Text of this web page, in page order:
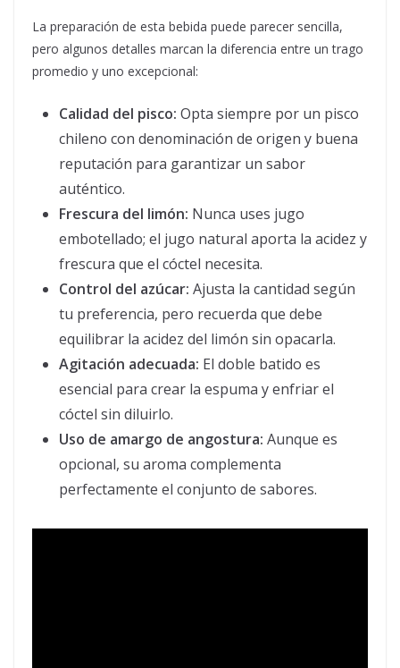
La preparación de esta bebida puede parecer sencilla,
pero algunos detalles marcan la diferencia entre un trago
promedio y uno excepcional:
Calidad del pisco: Opta siempre por un pisco
chileno con denominación de origen y buena
reputación para garantizar un sabor
auténtico.
Frescura del limón: Nunca uses jugo
embotellado; el jugo natural aporta la acidez y
frescura que el cóctel necesita.
Control del azúcar: Ajusta la cantidad según
tu preferencia, pero recuerda que debe
equilibrar la acidez del limón sin opacarla.
Agitación adecuada: El doble batido es
esencial para crear la espuma y enfriar el
cóctel sin diluirlo.
Uso de amargo de angostura: Aunque es
opcional, su aroma complementa
perfectamente el conjunto de sabores.